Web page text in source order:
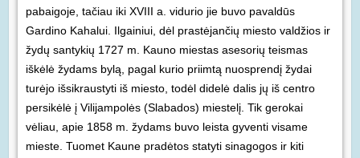
pabaigoje, tačiau iki XVIII a. vidurio jie buvo pavaldūs
Gardino Kahalui. Ilgainiui, dėl prastėjančių miesto valdžios ir
žydų santykių 1727 m. Kauno miestas asesorių teismas
iškėlė žydams bylą, pagal kurio priimtą nuosprendį žydai
turėjo išsikraustyti iš miesto, todėl didelė dalis jų iš centro
persikėlė į Vilijampolės (Slabados) miestelį. Tik gerokai
vėliau, apie 1858 m. žydams buvo leista gyventi visame
mieste. Tuomet Kaune pradėtos statyti sinagogos ir kiti